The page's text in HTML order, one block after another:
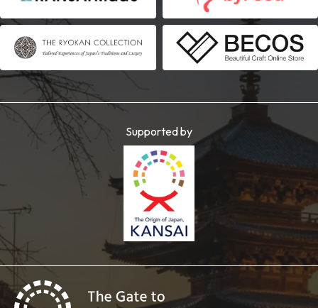
Supported by